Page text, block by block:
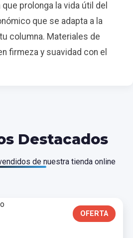
prolonga la vida útil del
que se adapta a la
columna. Materiales de
firmeza y suavidad con el
Destacados
de nuestra tienda online
OFERTA